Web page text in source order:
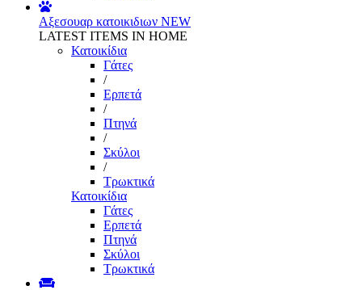
Αξεσουαρ κατοικιδιων NEW
LATEST ITEMS IN HOME
Κατοικίδια
Γάτες
/
Ερπετά
/
Πτηνά
/
Σκύλοι
/
Τρωκτικά
Κατοικίδια
Γάτες
Ερπετά
Πτηνά
Σκύλοι
Τρωκτικά